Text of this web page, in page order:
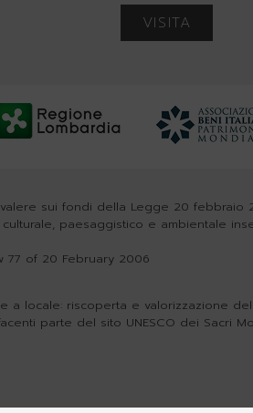
VISITA
sui fondi della Legge 20 febbraio
paesaggistico e ambientale
77 of 20 February 2006
locale: riscoperta e valorizzazione
parte del sito UNESCO dei Sacri